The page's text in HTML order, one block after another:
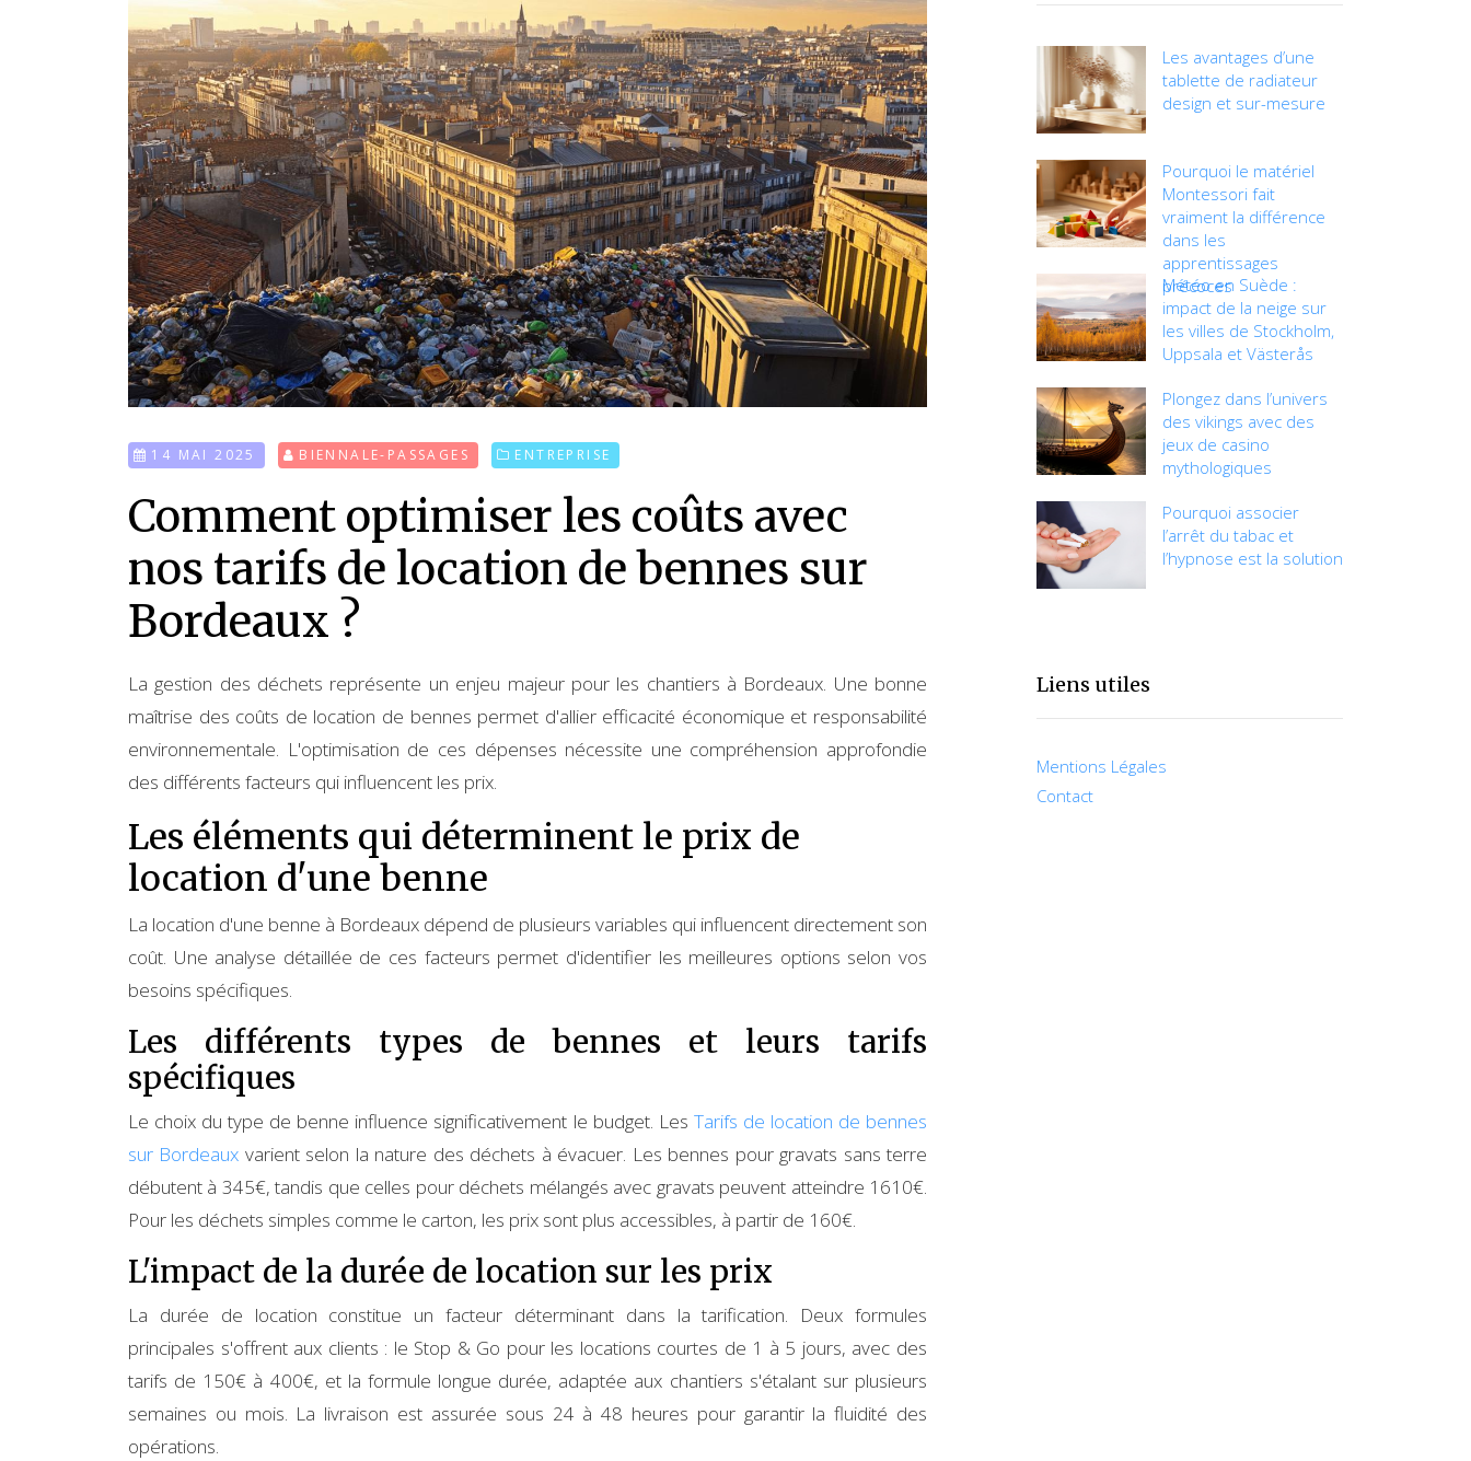
14 MAI 2025 BIENNALE-PASSAGES ENTREPRISE
Comment optimiser les coûts avec
nos tarifs de location de bennes sur
Bordeaux ?
La gestion des déchets représente un enjeu majeur pour les chantiers à Bordeaux. Une bonne
maîtrise des coûts de location de bennes permet d'allier efficacité économique et responsabilité
environnementale. L'optimisation de ces dépenses nécessite une compréhension approfondie
des différents facteurs qui influencent les prix.
Les éléments qui déterminent le prix de
location d'une benne
La location d'une benne à Bordeaux dépend de plusieurs variables qui influencent directement son
coût. Une analyse détaillée de ces facteurs permet d'identifier les meilleures options selon vos
besoins spécifiques.
Les différents types de bennes et leurs tarifs
spécifiques
Le choix du type de benne influence significativement le budget. Les Tarifs de location de bennes
sur Bordeaux varient selon la nature des déchets à évacuer. Les bennes pour gravats sans terre
débutent à 345€, tandis que celles pour déchets mélangés avec gravats peuvent atteindre 1610€.
Pour les déchets simples comme le carton, les prix sont plus accessibles, à partir de 160€.
L'impact de la durée de location sur les prix
La durée de location constitue un facteur déterminant dans la tarification. Deux formules
principales s'offrent aux clients : le Stop & Go pour les locations courtes de 1 à 5 jours, avec des
tarifs de 150€ à 400€, et la formule longue durée, adaptée aux chantiers s'étalant sur plusieurs
semaines ou mois. La livraison est assurée sous 24 à 48 heures pour garantir la fluidité des
opérations.
Les avantages d’une
tablette de radiateur
design et sur-mesure
Pourquoi le matériel
Montessori fait
vraiment la différence
dans les
apprentissages
précoces
Météo en Suède :
impact de la neige sur
les villes de Stockholm,
Uppsala et Västerås
Plongez dans l’univers
des vikings avec des
jeux de casino
mythologiques
Pourquoi associer
l’arrêt du tabac et
l’hypnose est la solution
Liens utiles
Mentions Légales
Contact